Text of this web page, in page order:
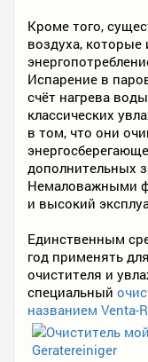
Кроме того,
воздуха,
Испарение в
счёт нагрева
классических
в том, что они
дополнительных
Немаловажными
и высокий
Единственным
год применять
очистителя и
специальный
названием Venta-